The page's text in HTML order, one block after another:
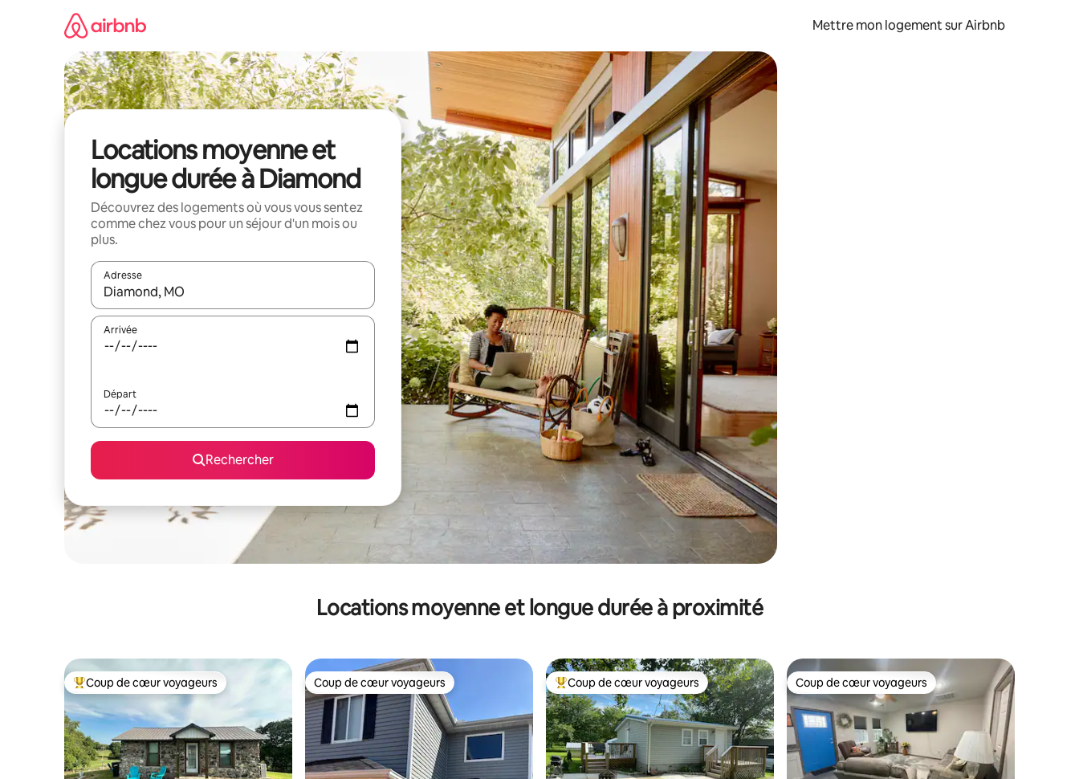
Mettre mon logement sur Airbnb
Locations moyenne et
longue durée à Diamond
Découvrez des logements où vous vous sentez
comme chez vous pour un séjour d'un mois ou
plus.
Adresse
Lorsque les résultats s'affichent, utilisez les flèches vers le haut et vers le bas pour les parcourir ou en appuyant et en faisant glisser.
Arrivée
Départ
Rechercher
Locations moyenne et longue durée à proximité
Coups de cœur voyageurs les plus appréciés
Coup de cœur voyageurs Coup de cœur voyageurs
Coup de cœur voyageurs Coups de cœur voyageurs les plus appréciés
Coup de cœur voyageurs Coup de cœur voyageurs
Coup de cœur voyageurs